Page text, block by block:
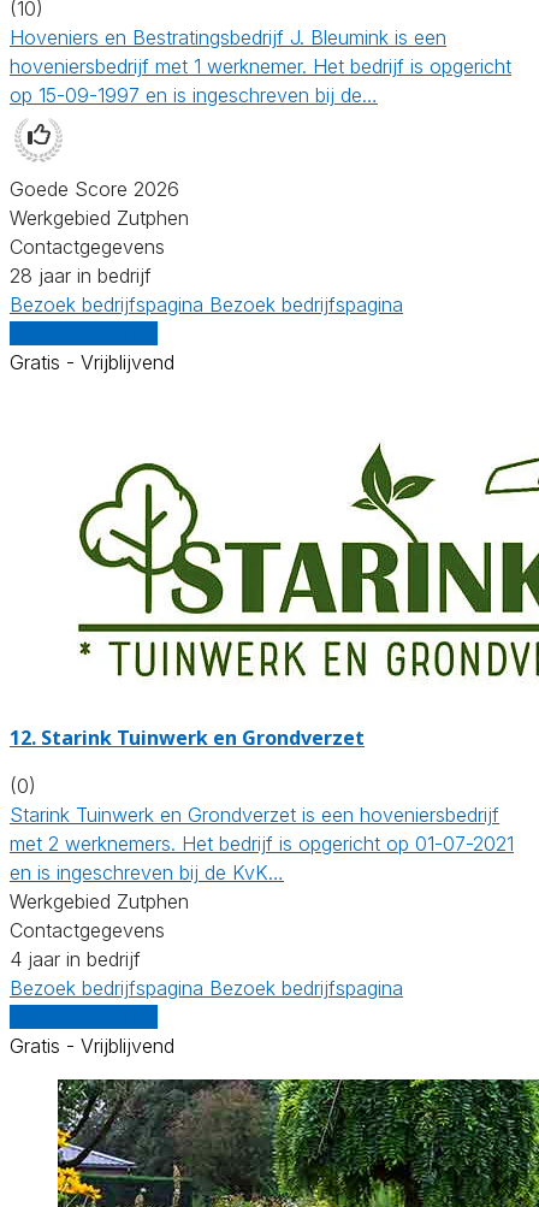
(10)
Hoveniers en Bestratingsbedrijf J. Bleumink is een
hoveniersbedrijf met 1 werknemer. Het bedrijf is opgericht
op 15-09-1997 en is ingeschreven bij de…
Goede Score 2026
Werkgebied Zutphen
Contactgegevens
28 jaar in bedrijf
Bezoek bedrijfspagina Bezoek bedrijfspagina
Gratis - Vrijblijvend
12. Starink Tuinwerk en Grondverzet
(0)
Starink Tuinwerk en Grondverzet is een hoveniersbedrijf
met 2 werknemers. Het bedrijf is opgericht op 01-07-2021
en is ingeschreven bij de KvK…
Werkgebied Zutphen
Contactgegevens
4 jaar in bedrijf
Bezoek bedrijfspagina Bezoek bedrijfspagina
Gratis - Vrijblijvend